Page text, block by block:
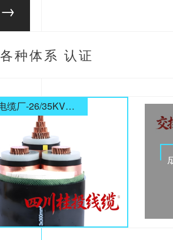
种体系 认证
成都电线电缆厂-26/35KV高压电缆